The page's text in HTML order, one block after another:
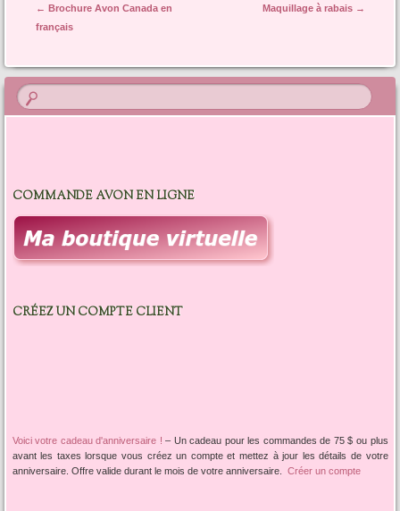
Navigation de l'article
← Brochure Avon Canada en
français
Maquillage à rabais →
COMMANDE AVON EN LIGNE
CRÉEZ UN COMPTE CLIENT
Voici votre cadeau d'anniversaire ! – Un cadeau pour les commandes de 75 $ ou plus
avant les taxes lorsque vous créez un compte et mettez à jour les détails de votre
anniversaire. Offre valide durant le mois de votre anniversaire. Créer un compte